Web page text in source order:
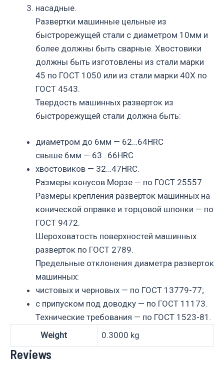
насадные.
Развертки машинные цельные из
быстрорежущей стали с диаметром 10мм и
более должны быть сварные. Хвостовики
должны быть изготовлены из стали марки
45 по ГОСТ 1050 или из стали марки 40Х по
ГОСТ 4543.
Твердость машинных разверток из
быстрорежущей стали должна быть:
диаметром до 6мм — 62…64HRC
свыше 6мм — 63…66HRC
хвостовиков — 32…47HRC.
Размеры конусов Морзе — по ГОСТ 25557.
Размеры крепления разверток машинных на
конической оправке и торцовой шпонки — по
ГОСТ 9472.
Шероховатость поверхностей машинных
разверток по ГОСТ 2789.
Предельные отклонения диаметра разверток
машинных:
чистовых и черновых — по ГОСТ 13779-77;
с припуском под доводку — по ГОСТ 11173.
Технические требования — по ГОСТ 1523-81.
Weight
0.3000 kg
Reviews